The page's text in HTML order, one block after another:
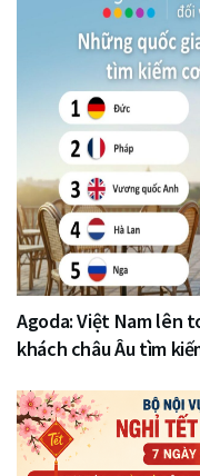
Agoda: Việt Nam lên
khách châu Âu tìm